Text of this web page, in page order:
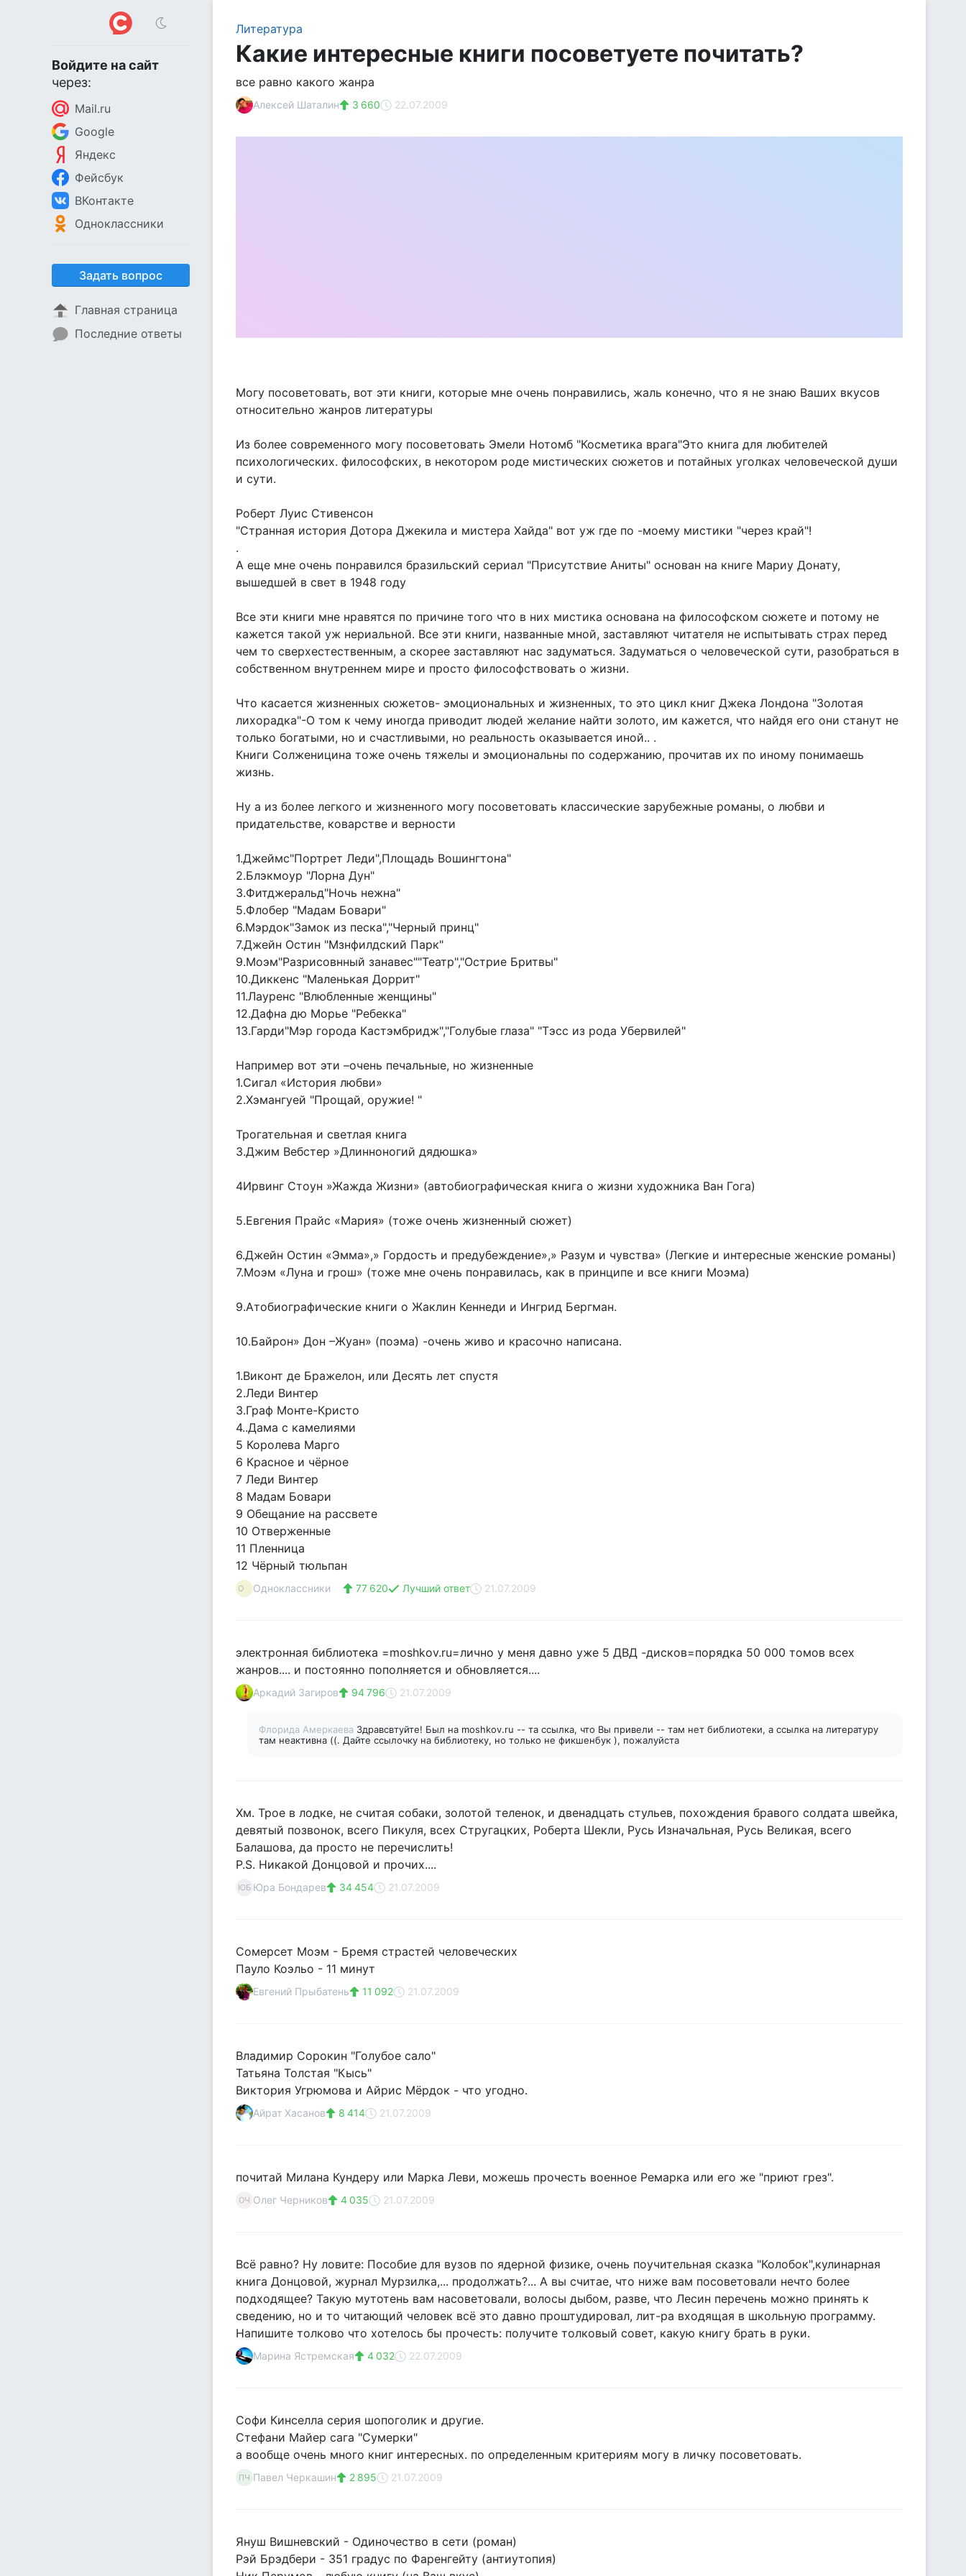
Войдите на сайт
через:
Mail.ru
Google
Яндекс
Фейсбук
ВКонтакте
Одноклассники
Задать вопрос
Главная страница
Последние ответы
Литература
Какие интересные книги посоветуете почитать?
все равно какого жанра
Алексей Шаталин 3 660 22.07.2009
Могу посоветовать, вот эти книги, которые мне очень понравились, жаль конечно, что я не знаю Ваших вкусов
относительно жанров литературы
Из более современного могу посоветовать Эмели Нотомб "Косметика врага"Это книга для любителей
психологических. философских, в некотором роде мистических сюжетов и потайных уголках человеческой души
и сути.
Роберт Луис Стивенсон
"Странная история Дотора Джекила и мистера Хайда" вот уж где по -моему мистики "через край"!
.
А еще мне очень понравился бразильский сериал "Присутствие Аниты" основан на книге Мариу Донату,
вышедшей в свет в 1948 году
Все эти книги мне нравятся по причине того что в них мистика основана на философском сюжете и потому не
кажется такой уж нериальной. Все эти книги, названные мной, заставляют читателя не испытывать страх перед
чем то сверхестественным, а скорее заставляют нас задуматься. Задуматься о человеческой сути, разобраться в
собственном внутреннем мире и просто философствовать о жизни.
Что касается жизненных сюжетов- эмоциональных и жизненных, то это цикл книг Джека Лондона "Золотая
лихорадка"-О том к чему иногда приводит людей желание найти золото, им кажется, что найдя его они станут не
только богатыми, но и счастливыми, но реальность оказывается иной.. .
Книги Солженицина тоже очень тяжелы и эмоциональны по содержанию, прочитав их по иному понимаешь
жизнь.
Ну а из более легкого и жизненного могу посоветовать классические зарубежные романы, о любви и
придательстве, коварстве и верности
1.Джеймс"Портрет Леди",Площадь Вошингтона"
2.Блэкмоур "Лорна Дун"
3.Фитджеральд"Ночь нежна"
5.Флобер "Мадам Бовари"
6.Мэрдок"Замок из песка","Черный принц"
7.Джейн Остин "Мзнфилдский Парк"
9.Моэм"Разрисовнный занавес""Театр","Острие Бритвы"
10.Диккенс "Маленькая Доррит"
11.Лауренс "Влюбленные женщины"
12.Дафна дю Морье "Ребекка"
13.Гарди"Мэр города Кастэмбридж","Голубые глаза" "Тэсс из рода Убервилей"
Например вот эти –очень печальные, но жизненные
1.Сигал «История любви»
2.Хэмангуей "Прощай, оружие! "
Трогательная и светлая книга
3.Джим Вебстер »Длинноногий дядюшка»
4Ирвинг Стоун »Жажда Жизни» (автобиографическая книга о жизни художника Ван Гога)
5.Евгения Прайс «Мария» (тоже очень жизненный сюжет)
6.Джейн Остин «Эмма»,» Гордость и предубеждение»,» Разум и чувства» (Легкие и интересные женские романы)
7.Моэм «Луна и грош» (тоже мне очень понравилась, как в принципе и все книги Моэма)
9.Атобиографические книги о Жаклин Кеннеди и Ингрид Бергман.
10.Байрон» Дон –Жуан» (поэма) -очень живо и красочно написана.
1.Виконт де Бражелон, или Десять лет спустя
2.Леди Винтер
3.Граф Монте-Кристо
4..Дама с камелиями
5 Королева Марго
6 Красное и чёрное
7 Леди Винтер
8 Мадам Бовари
9 Обещание на рассвете
10 Отверженные
11 Пленница
12 Чёрный тюльпан
Оᅠ Одноклассники ᅠ 77 620 Лучший ответ 21.07.2009
электронная библиотека =moshkov.ru=лично у меня давно уже 5 ДВД -дисков=порядка 50 000 томов всех
жанров.... и постоянно пополняется и обновляется....
Аркадий Загиров 94 796 21.07.2009
Флорида Амеркаева Здравсвтуйте! Был на moshkov.ru -- та ссылка, что Вы привели -- там нет библиотеки, а ссылка на литературу
там неактивна ((. Дайте ссылочку на библиотеку, но только не фикшенбук ), пожалуйста
Хм. Трое в лодке, не считая собаки, золотой теленок, и двенадцать стульев, похождения бравого солдата швейка,
девятый позвонок, всего Пикуля, всех Стругацких, Роберта Шекли, Русь Изначальная, Русь Великая, всего
Балашова, да просто не перечислить!
P.S. Никакой Донцовой и прочих....
ЮБ Юра Бондарев 34 454 21.07.2009
Сомерсет Моэм - Бремя страстей человеческих
Пауло Коэльо - 11 минут
Евгений Прыбатень 11 092 21.07.2009
Владимир Сорокин "Голубое сало"
Татьяна Толстая "Кысь"
Виктория Угрюмова и Айрис Мёрдок - что угодно.
Айрат Хасанов 8 414 21.07.2009
почитай Милана Кундеру или Марка Леви, можешь прочесть военное Ремарка или его же "приют грез".
ОЧ Олег Черников 4 035 21.07.2009
Всё равно? Ну ловите: Пособие для вузов по ядерной физике, очень поучительная сказка "Колобок",кулинарная
книга Донцовой, журнал Мурзилка,... продолжать?... А вы считае, что ниже вам посоветовали нечто более
подходящее? Такую мутотень вам насоветовали, волосы дыбом, разве, что Лесин перечень можно принять к
сведению, но и то читающий человек всё это давно проштудировал, лит-ра входящая в школьную программу.
Напишите толково что хотелось бы прочесть: получите толковый совет, какую книгу брать в руки.
Марина Ястремская 4 032 22.07.2009
Софи Кинселла серия шопоголик и другие.
Стефани Майер сага "Сумерки"
а вообще очень много книг интересных. по определенным критериям могу в личку посоветовать.
ПЧ Павел Черкашин 2 895 21.07.2009
Януш Вишневский - Одиночество в сети (роман)
Рэй Брэдбери - 351 градус по Фаренгейту (антиутопия)